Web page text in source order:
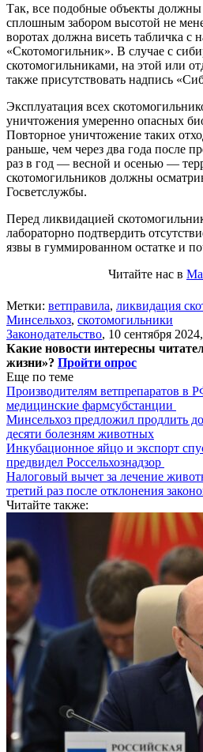
Так, все подобные объекты
сплошным забором высотой не
воротах должна висеть табличка с
«Скотомогильник». В случае с
скотомогильниками, на этой или
также присутствовать надпись
Эксплуатация всех
уничтожения умеренно опасных
Повторное уничтожение таких
раньше, чем через два года после
раз в год — весной и осенью —
скотомогильников должны
Госветслужбы.
Перед ликвидацией
лабораторно подтвердить
язвы в гуммированном остатке и
Читайте нас в
Метки: ветправила, ликвидация
Минсельхоз, скотомогильники
Законодательство, 10 сентября
Какие новости интересны
жизни»? Пройти опрос
Еще по теме
Производителям ветпрепаратов в
медицинские фармсубстанции
Минсельхоз предложил продлить
десяти болезням животных
Инкубационное яйцо и экспорт
предвидел Россельхознадзор
Налоговый вычет за лечение
третий раз после отклонения
Читайте также: